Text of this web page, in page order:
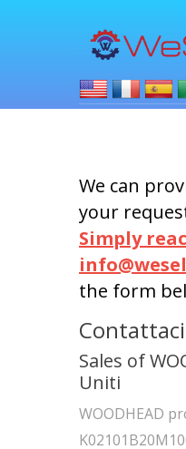
We can
your
Simply
the form
Contattaci
Sales of
Uniti
WOODHEAD